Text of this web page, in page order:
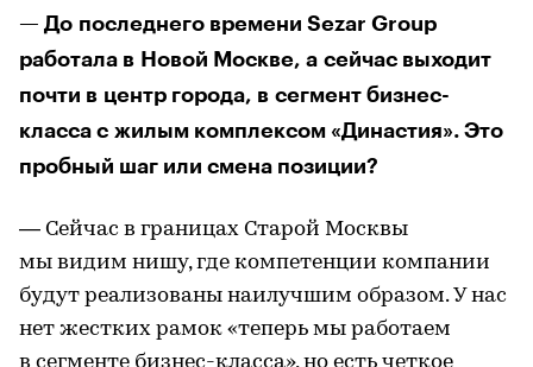
— До последнего времени Sezar Group
работала в Новой Москве, а сейчас выходит
почти в центр города, в сегмент бизнес-
класса с жилым комплексом «Династия». Это
пробный шаг или смена позиции?
— Сейчас в границах Старой Москвы
мы видим нишу, где компетенции компании
будут реализованы наилучшим образом. У нас
нет жестких рамок «теперь мы работаем